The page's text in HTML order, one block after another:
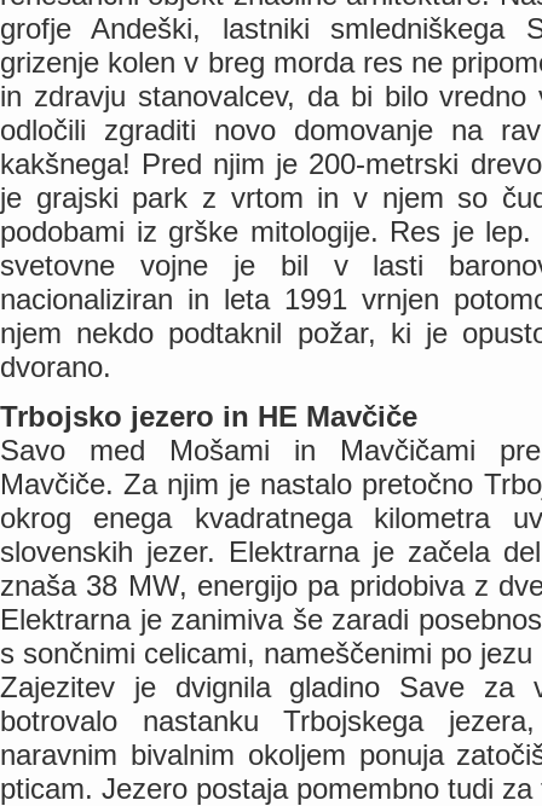
grofje Andeški, lastniki smledniškega
grizenje kolen v breg morda res ne
in zdravju stanovalcev, da bi bilo
odločili zgraditi novo domovanje na
kakšnega! Pred njim je 200-metrski
je grajski park z vrtom in v njem so
podobami iz grške mitologije. Res je
svetovne vojne je bil v lasti
nacionaliziran in leta 1991 vrnjen
njem nekdo podtaknil požar, ki je
dvorano.
Trbojsko jezero in HE Mavčiče
Savo med Mošami in Mavčičami
Mavčiče. Za njim je nastalo pretočno
okrog enega kvadratnega kilometra
slovenskih jezer. Elektrarna je začela
znaša 38 MW, energijo pa pridobiva z
Elektrarna je zanimiva še zaradi
s sončnimi celicami, nameščenimi po jezu
Zajezitev je dvignila gladino Save
botrovalo nastanku Trbojskega
naravnim bivalnim okoljem ponuja
pticam. Jezero postaja pomembno tudi